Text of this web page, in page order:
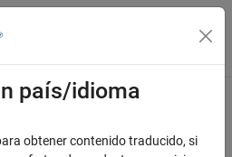
de navegación
país/idioma
obtener contenido traducido, si